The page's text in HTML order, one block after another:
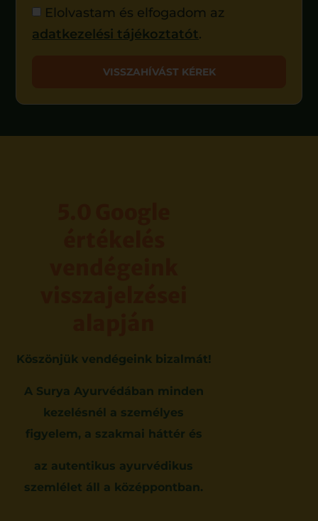
Elolvastam és elfogadom az
adatkezelési tájékoztatót.
VISSZAHÍVÁST KÉREK
Köszönjük vendégeink bizalmát!
A Surya Ayurvédában minden
kezelésnél a személyes
figyelem, a szakmai háttér és
az autentikus ayurvédikus
szemlélet áll a középpontban.